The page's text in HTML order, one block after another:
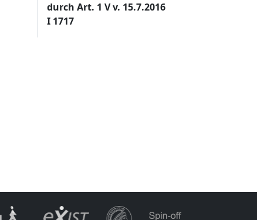
durch Art. 1 V v. 15.7.2016
I 1717